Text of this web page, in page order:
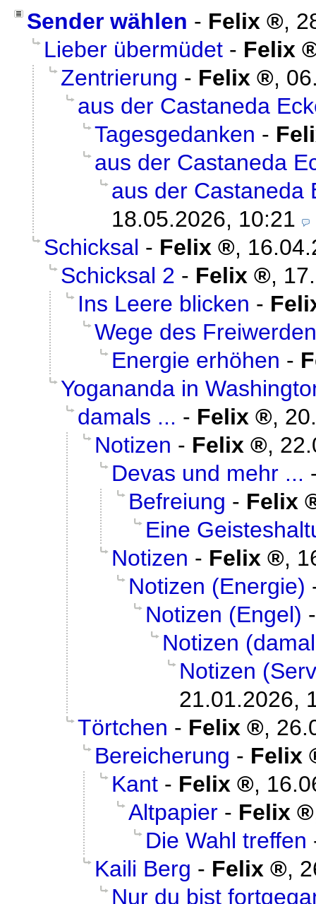
Sender wählen - Felix ,
Lieber übermüdet - Felix
Zentrierung - Felix ,
aus der Castaneda
Tagesgedanken -
aus der Castaneda
aus der Castaneda
18.05.2026, 10:21
Schicksal - Felix ,
Schicksal 2 - Felix ,
Ins Leere blicken -
Wege des
Energie erhöhen -
Yogananda in
damals ... - Felix ,
Notizen - Felix ,
Devas und mehr ...
Befreiung - Felix
Eine
Notizen - Felix ,
Notizen (Energie)
Notizen (Engel)
Notizen
Notizen
21.01.2026,
Törtchen - Felix ,
Bereicherung - Felix
Kant - Felix ,
Altpapier - Felix
Die Wahl treffen
Kaili Berg - Felix ,
Nur du bist